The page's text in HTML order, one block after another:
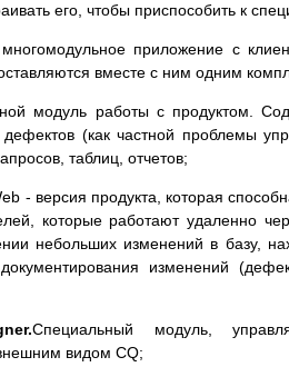
его, чтобы приспособить к
приложение с
вместе с ним одним
модуль работы с продуктом.
дефектов (как частной проблемы
таблиц, отчетов;
- версия продукта, которая
которые работают удаленно
небольших изменений в базу,
изменений
Специальный модуль,
видом CQ;